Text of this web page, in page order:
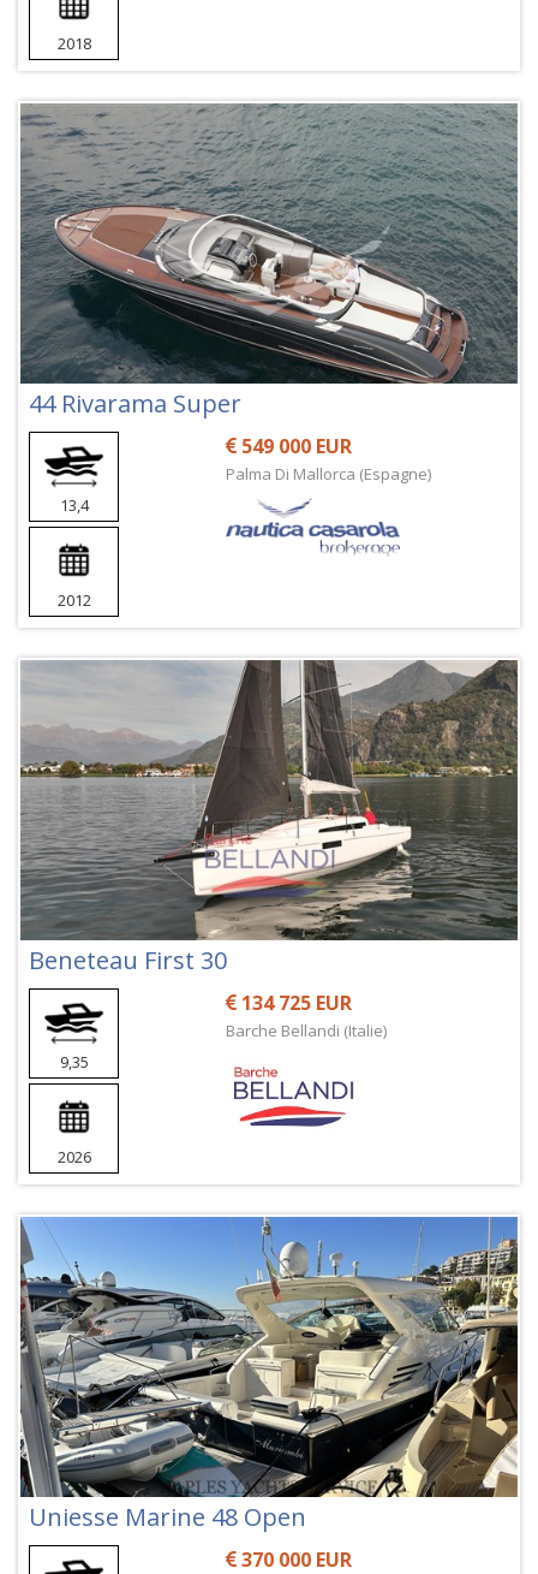
2018
44 Rivarama Super
13,4
2012
549 000 EUR
Palma Di Mallorca (Espagne)
Beneteau First 30
9,35
2026
134 725 EUR
Barche Bellandi (Italie)
Uniesse Marine 48 Open
370 000 EUR